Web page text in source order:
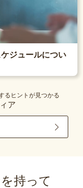
ジュールについ
るヒントが見つかる
ア
持って